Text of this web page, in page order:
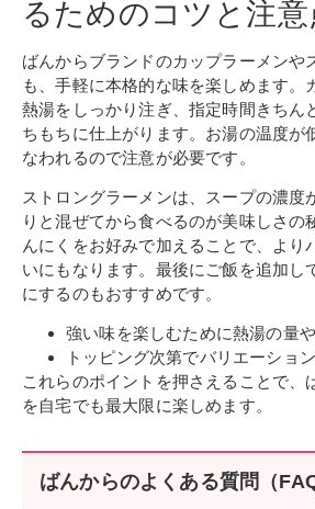
るためのコツと注意
ばんからブランドのカップラーメンや
も、手軽に本格的な味を楽しめます。
熱湯をしっかり注ぎ、指定時間きちん
ちもちに仕上がります。お湯の温度が
なわれるので注意が必要です。
ストロングラーメンは、スープの濃度
りと混ぜてから食べるのが美味しさの
んにくをお好みで加えることで、より
いにもなります。最後にご飯を追加し
にするのもおすすめです。
強い味を楽しむために熱湯の量
トッピング次第でバリエーショ
これらのポイントを押さえることで、
を自宅でも最大限に楽しめます。
ばんからのよくある質問（FAQ